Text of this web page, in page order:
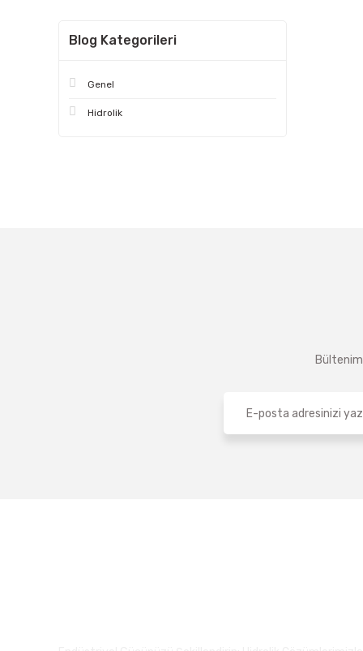
Blog Kategorileri
Genel
Hidrolik